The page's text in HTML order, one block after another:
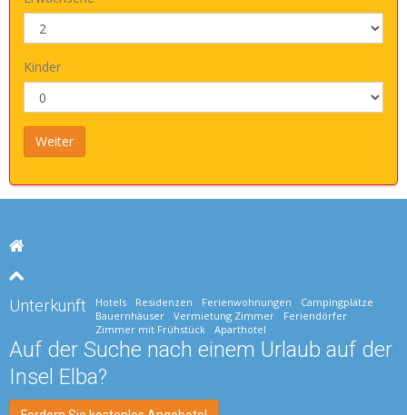
Kinder
Unterkunft Hotels Residenzen Ferienwohnungen
Campingplätze
Bauernhäuser
Vermietung Zimmer
Feriendörfer
Zimmer mit Frühstück
Aparthotel
Auf der Suche nach einem Urlaub auf der
Insel Elba?